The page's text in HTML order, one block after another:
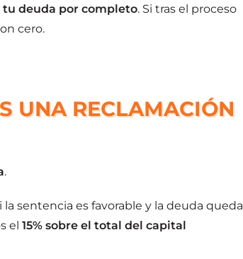
tu deuda por completo. Si tras el proceso
cero.
UNA RECLAMACIÓN
.
sentencia es favorable y la deuda queda
el 15% sobre el total del capital